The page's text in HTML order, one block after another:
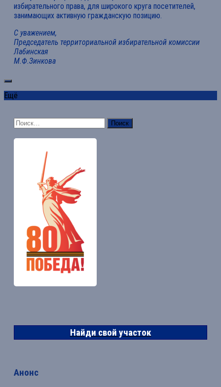
избирательного права, для широкого круга посетителей,
занимающих активную гражданскую позицию.
С уважением,
Председатель территориальной избирательной комиссии
Лабинская
М.Ф.Зинкова
Ещё
Найти:
Найди свой участок
Анонс